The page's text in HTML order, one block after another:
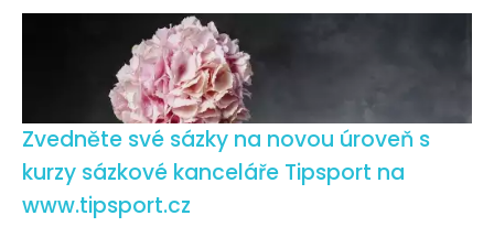
Zvedněte své sázky na novou úroveň s
kurzy sázkové kanceláře Tipsport na
www.tipsport.cz